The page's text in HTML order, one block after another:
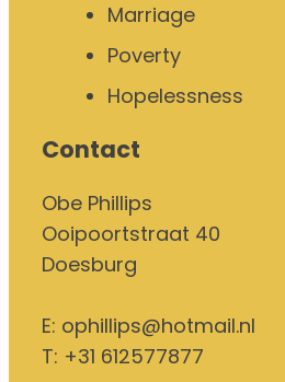
Marriage
Poverty
Hopelessness
Contact
Obe Phillips
Ooipoortstraat 40
Doesburg
E: ophillips@hotmail.nl
T: +31 612577877